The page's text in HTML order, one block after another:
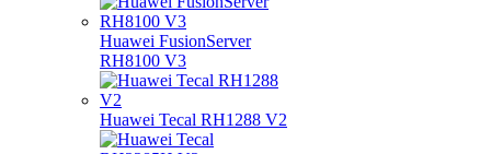
Huawei FusionServer
RH8100 V3
Huawei Tecal RH1288 V2